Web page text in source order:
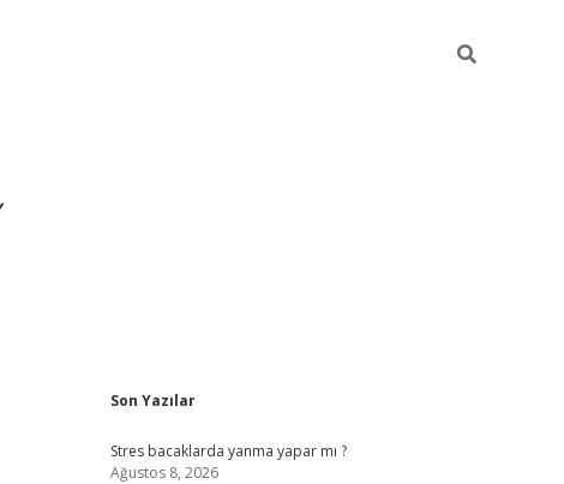
Sidebar
Son Yazılar
Stres bacaklarda yanma yapar mı ?
Ağustos 8, 2026
ilbet mobil giriş